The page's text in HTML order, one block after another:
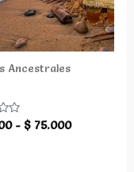
Ancestrales
- $ 75.000Rango